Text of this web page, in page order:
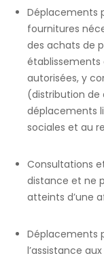
Déplacements
fournitures
des achats de
autorisées, y
(distribution de
déplacements
sociales et au
Consultations
distance et ne
atteints d’une
Déplacements
l’assistance